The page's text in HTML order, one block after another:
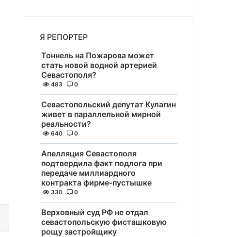
Я РЕПОРТЕР
Тоннель на Пожарова может
стать новой водной артерией
Севастополя?
483 0
Севастопольский депутат Кулагин
живет в параллельной мирной
реальности?
640 0
Апелляция Севастополя
подтвердила факт подлога при
передаче миллиардного
контракта фирме-пустышке
330 0
Верховный суд РФ не отдал
севастопольскую фисташковую
рощу застройщику